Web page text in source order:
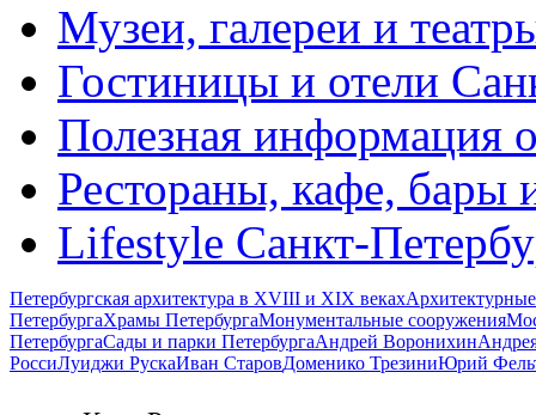
Музеи, галереи и
Гостиницы и отели
Полезная информация
Рестораны, кафе, бары
Lifestyle Санкт-
Петербургская архитектура в XVIII и XIX веках
ПетербургаХрамы ПетербургаМонументальные сооружения
ПетербургаСады и парки ПетербургаАндрей Воронихин
РоссиЛуиджи РускаИван СтаровДоменико ТрезиниЮрий